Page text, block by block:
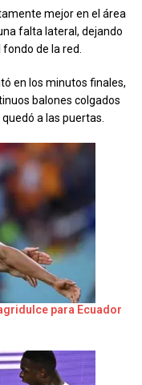
mejor en el área
falta lateral, dejando
de la red.
en los minutos finales,
balones colgados
a las puertas.
para Ecuador